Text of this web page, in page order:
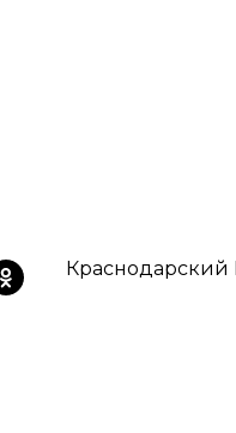
Краснодарский